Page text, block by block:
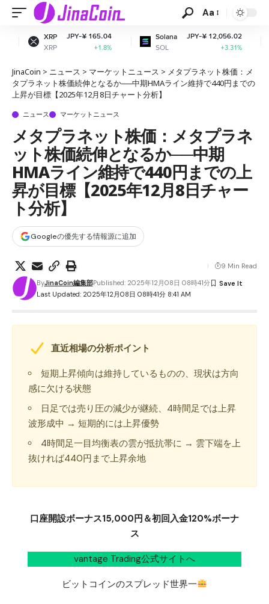
Aa
JPY-¥ 165.04
+1.8%
Solana
SOL
JPY-¥ 12,056.02
+3.31%
Dogecoin
DOGE
JinaCoin > ニュース > マーケットニュース > メタプラネット株価：メ
タプラネット株価続伸となるか──中期HMAライン維持で440円までの
上昇が目標【2025年12月8日チャート分析】
ニュース マーケットニュース
メタプラネット株価：メタプラネ
ット株価続伸となるか──中期
HMAライン維持で440円までの上
昇が目標【2025年12月8日チャー
ト分析】
Googleの優先する情報源に追加
Last Updated: 2025年12月08日 08時41分 8:41 AM
ByJinaCoin編集部Published: 2025年12月08日 08時41分
9 Min Read
直近相場の分析ポイント
短期上昇傾向は維持しているものの、現状は方向
感に欠ける状態
日足では売り圧の減少が継続、4時間足では上昇
波形成中 → 短期的には上昇優勢
4時間足一目均衡表の雲が抵抗帯に → 雲下端を上
抜ければ440円まで上昇余地
口座開設ボーナス15,000円＆初回入金120%ボーナ
ス
vantage Trading公式サイトへ
ビットコインのスプレッド世界一